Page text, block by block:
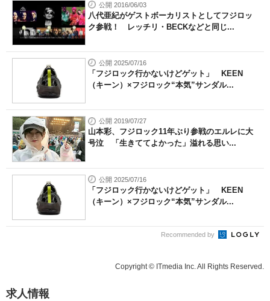
公開 2016/06/03
八代亜紀がゲストボーカリストとしてフジロッ
ク参戦！ レッチリ・BECKなどと同じ...
公開 2025/07/16
「フジロック行かないけどゲット」 KEEN
（キーン）×フジロック“本気”サンダル...
公開 2019/07/27
山本彩、フジロック11年ぶり参戦のエルレに大
号泣 「生きててよかった」溢れる思い...
公開 2025/07/16
「フジロック行かないけどゲット」 KEEN
（キーン）×フジロック“本気”サンダル...
Recommended by
Copyright © ITmedia Inc. All Rights Reserved.
求人情報